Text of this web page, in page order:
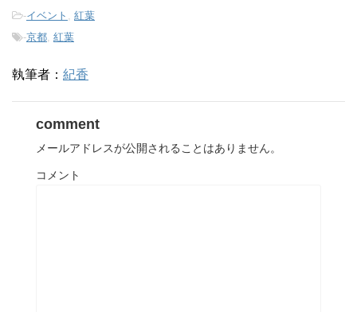
-イベント
紅葉
-京都 紅葉
執筆者： 紀香
comment
メールアドレスが公開されることはありません。
コメント